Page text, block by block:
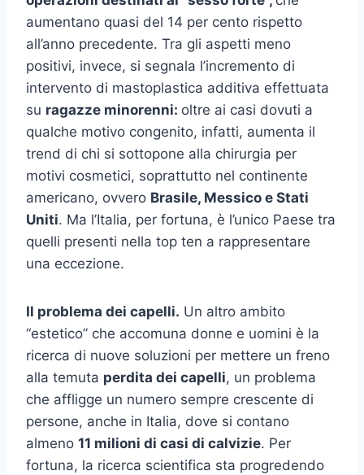
aumentano quasi del 14 per cento rispetto
all’anno precedente. Tra gli aspetti meno
positivi, invece, si segnala l’incremento di
intervento di mastoplastica additiva effettuata
su ragazze minorenni: oltre ai casi dovuti a
qualche motivo congenito, infatti, aumenta il
trend di chi si sottopone alla chirurgia per
motivi cosmetici, soprattutto nel continente
americano, ovvero Brasile, Messico e Stati
Uniti. Ma l’Italia, per fortuna, è l’unico Paese tra
quelli presenti nella top ten a rappresentare
una eccezione.
Il problema dei capelli. Un altro ambito
“estetico” che accomuna donne e uomini è la
ricerca di nuove soluzioni per mettere un freno
alla temuta perdita dei capelli, un problema
che affligge un numero sempre crescente di
persone, anche in Italia, dove si contano
almeno 11 milioni di casi di calvizie. Per
fortuna, la ricerca scientifica sta progredendo